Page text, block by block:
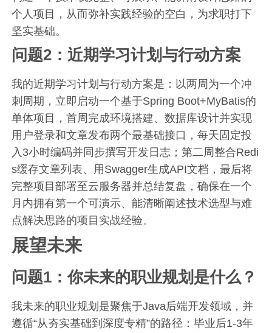
个人项目，从而弥补实践经验的空白，为求职打下
坚实基础。
问题2：近期学习计划与行动方案
我的近期学习计划与行动方案是：以两周为一个冲
刺周期，立即启动一个基于Spring Boot+MyBatis的
单体项目，首周完成环境搭建、数据库设计并实现
用户登录和文章发布两个最基础接口，每天固定投
入3小时编码并同步撰写开发日志；第二周整合Redi
s缓存文章列表、用Swagger生成API文档，最后将
完整项目部署至云服务器并总结复盘，确保在一个
月内拥有第一个可演示、能清晰阐述技术选型与难
点解决思路的项目实战经验。
展望未来
问题1：你未来的职业规划是什么？
我未来的职业规划是聚焦于Java后端开发领域，并
遵循“从夯实基础到深度专精”的路径：毕业后1-3年